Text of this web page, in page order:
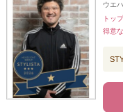
ウエ
トッ
得意